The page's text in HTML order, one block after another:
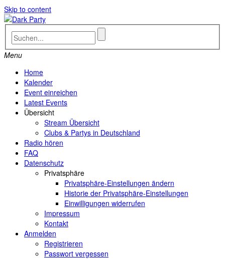
Skip to content
Menu
Home
Kalender
Event einreichen
Latest Events
Übersicht
Stream Übersicht
Clubs & Partys in Deutschland
Radio hören
FAQ
Datenschutz
Privatsphäre
Privatsphäre-Einstellungen ändern
Historie der Privatsphäre-Einstellungen
Einwilligungen widerrufen
Impressum
Kontakt
Anmelden
Registrieren
Passwort vergessen